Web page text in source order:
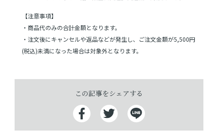
実店舗のご案内
樂園百貨店について
【注意事項】
・商品代のみの合計金額となります。
・注文後にキャンセルや返品などが発生し、ご注文金額が5,500円
(税込)未満になった場合は対象外となります。
この記事をシェアする